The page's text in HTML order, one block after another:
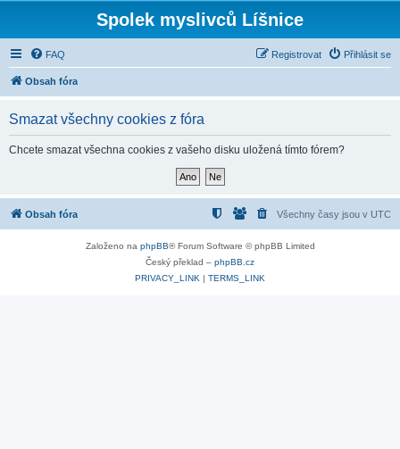
Spolek myslivců Líšnice
FAQ Přihlásit se
Registrovat
Obsah fóra
Smazat všechny cookies z fóra
Chcete smazat všechna cookies z vašeho disku uložená tímto fórem?
Obsah fóra Všechny časy jsou v UTC
Založeno na phpBB® Forum Software © phpBB Limited
Český překlad – phpBB.cz
PRIVACY_LINK | TERMS_LINK